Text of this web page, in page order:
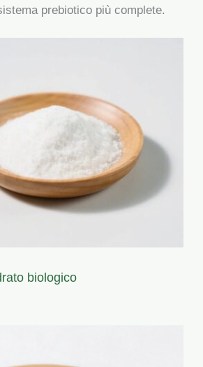
prebiotico più complete.
biologico